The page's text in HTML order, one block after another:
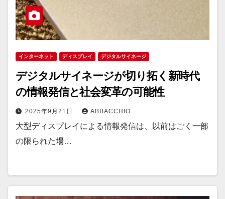
インターネット ディスプレイ デジタルサイネージ
デジタルサイネージが切り拓く新時代
の情報発信と社会変革の可能性
2025年9月21日 ABBACCHIO
大型ディスプレイによる情報発信は、以前はごく一部
の限られた場…